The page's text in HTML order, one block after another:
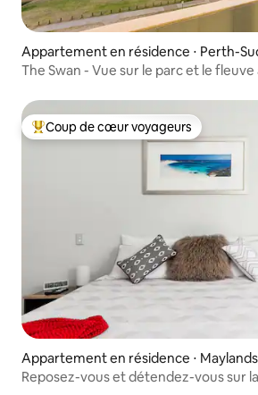
Appartement en résidence ⋅ Perth-
The Swan - Vue sur le parc et le
Coups de cœur voyageurs les plus
Coup de cœur voyageurs
Appartement en résidence ⋅ Maylands
Reposez-vous et détendez-vous sur